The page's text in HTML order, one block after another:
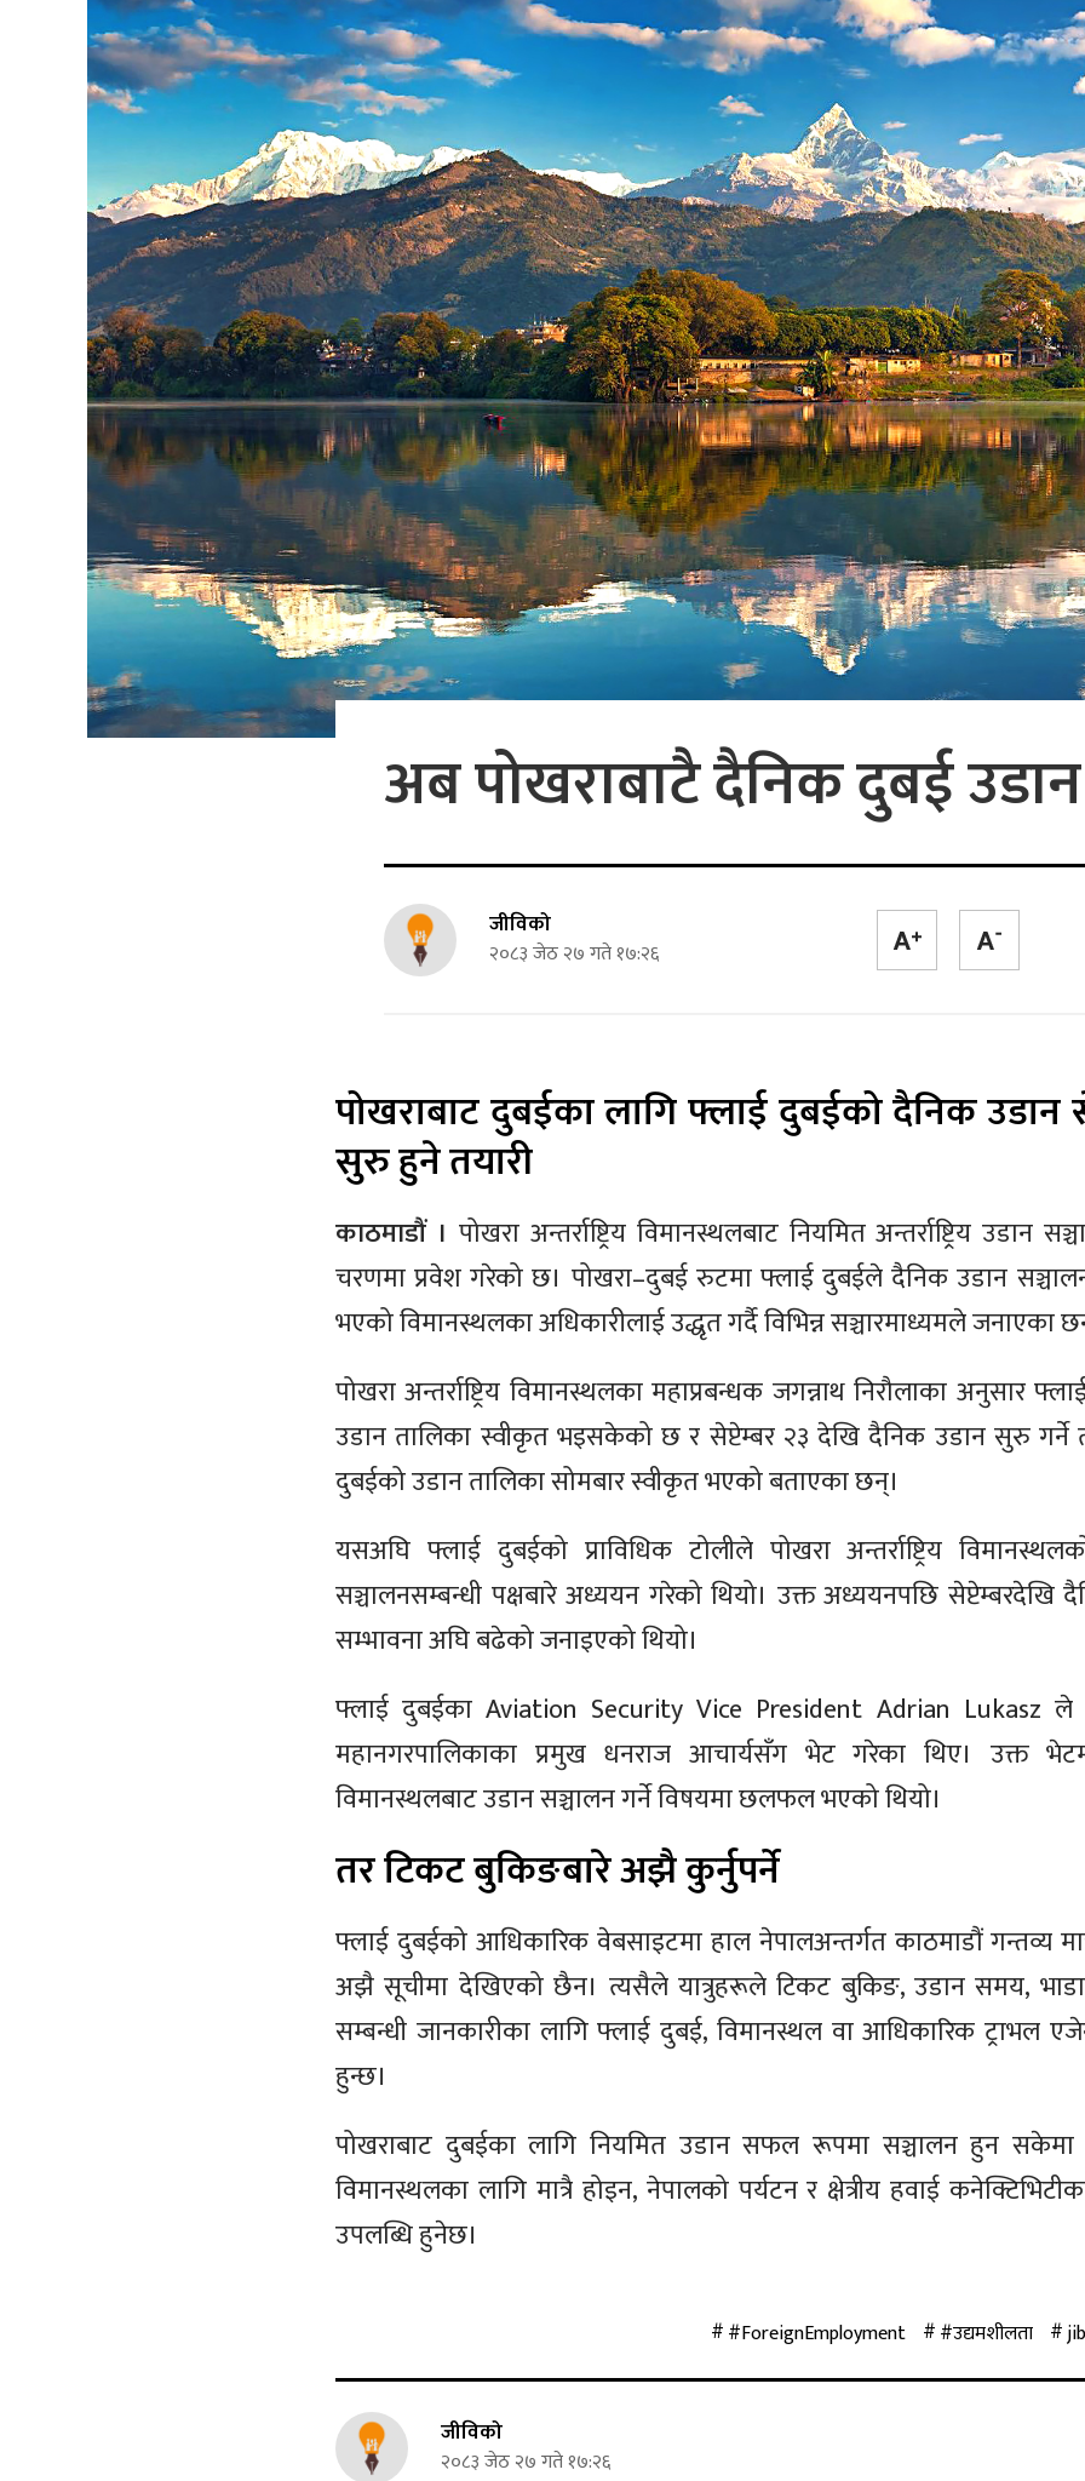
अब पोखराबाटै दैनिक दुबई
जीविको
२०८३ जेठ २७ गते १७:२६
पोखराबाट दुबईका लागि फ्लाई दुबईको दैनिक उडान
सुरु हुने तयारी
काठमाडौं । पोखरा अन्तर्राष्ट्रिय विमानस्थलबाट नियमित अन्तर्राष्ट्रिय उडान
चरणमा प्रवेश गरेको छ। पोखरा–दुबई रुटमा फ्लाई दुबईले दैनिक उडान
भएको विमानस्थलका अधिकारीलाई उद्धृत गर्दै विभिन्न सञ्चारमाध्यमले जनाएका
पोखरा अन्तर्राष्ट्रिय विमानस्थलका महाप्रबन्धक जगन्नाथ निरौलाका अनुसार
उडान तालिका स्वीकृत भइसकेको छ र सेप्टेम्बर २३ देखि दैनिक उडान सुरु गर्ने
दुबईको उडान तालिका सोमबार स्वीकृत भएको बताएका छन्।
यसअघि फ्लाई दुबईको प्राविधिक टोलीले पोखरा अन्तर्राष्ट्रिय
सञ्चालनसम्बन्धी पक्षबारे अध्ययन गरेको थियो। उक्त अध्ययनपछि सेप्टेम्बरदेखि
सम्भावना अघि बढेको जनाइएको थियो।
फ्लाई दुबईका Aviation Security Vice President Adrian Lukasz ले
महानगरपालिकाका प्रमुख धनराज आचार्यसँग भेट गरेका थिए। उक्त भेटमा
विमानस्थलबाट उडान सञ्चालन गर्ने विषयमा छलफल भएको थियो।
तर टिकट बुकिङबारे अझै कुर्नुपर्ने
फ्लाई दुबईको आधिकारिक वेबसाइटमा हाल नेपालअन्तर्गत काठमाडौं गन्तव्य
अझै सूचीमा देखिएको छैन। त्यसैले यात्रुहरूले टिकट बुकिङ, उडान समय,
सम्बन्धी जानकारीका लागि फ्लाई दुबई, विमानस्थल वा आधिकारिक ट्राभल
हुन्छ।
पोखराबाट दुबईका लागि नियमित उडान सफल रूपमा सञ्चालन हुन सकेमा यो
विमानस्थलका लागि मात्रै होइन, नेपालको पर्यटन र क्षेत्रीय हवाई
उपलब्धि हुनेछ।
#ForeignEmployment #उद्यमशीलता
जीविको
२०८३ जेठ २७ गते १७:२६